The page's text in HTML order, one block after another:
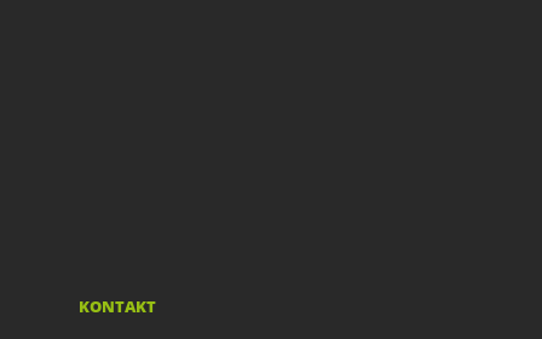
KONTAKT